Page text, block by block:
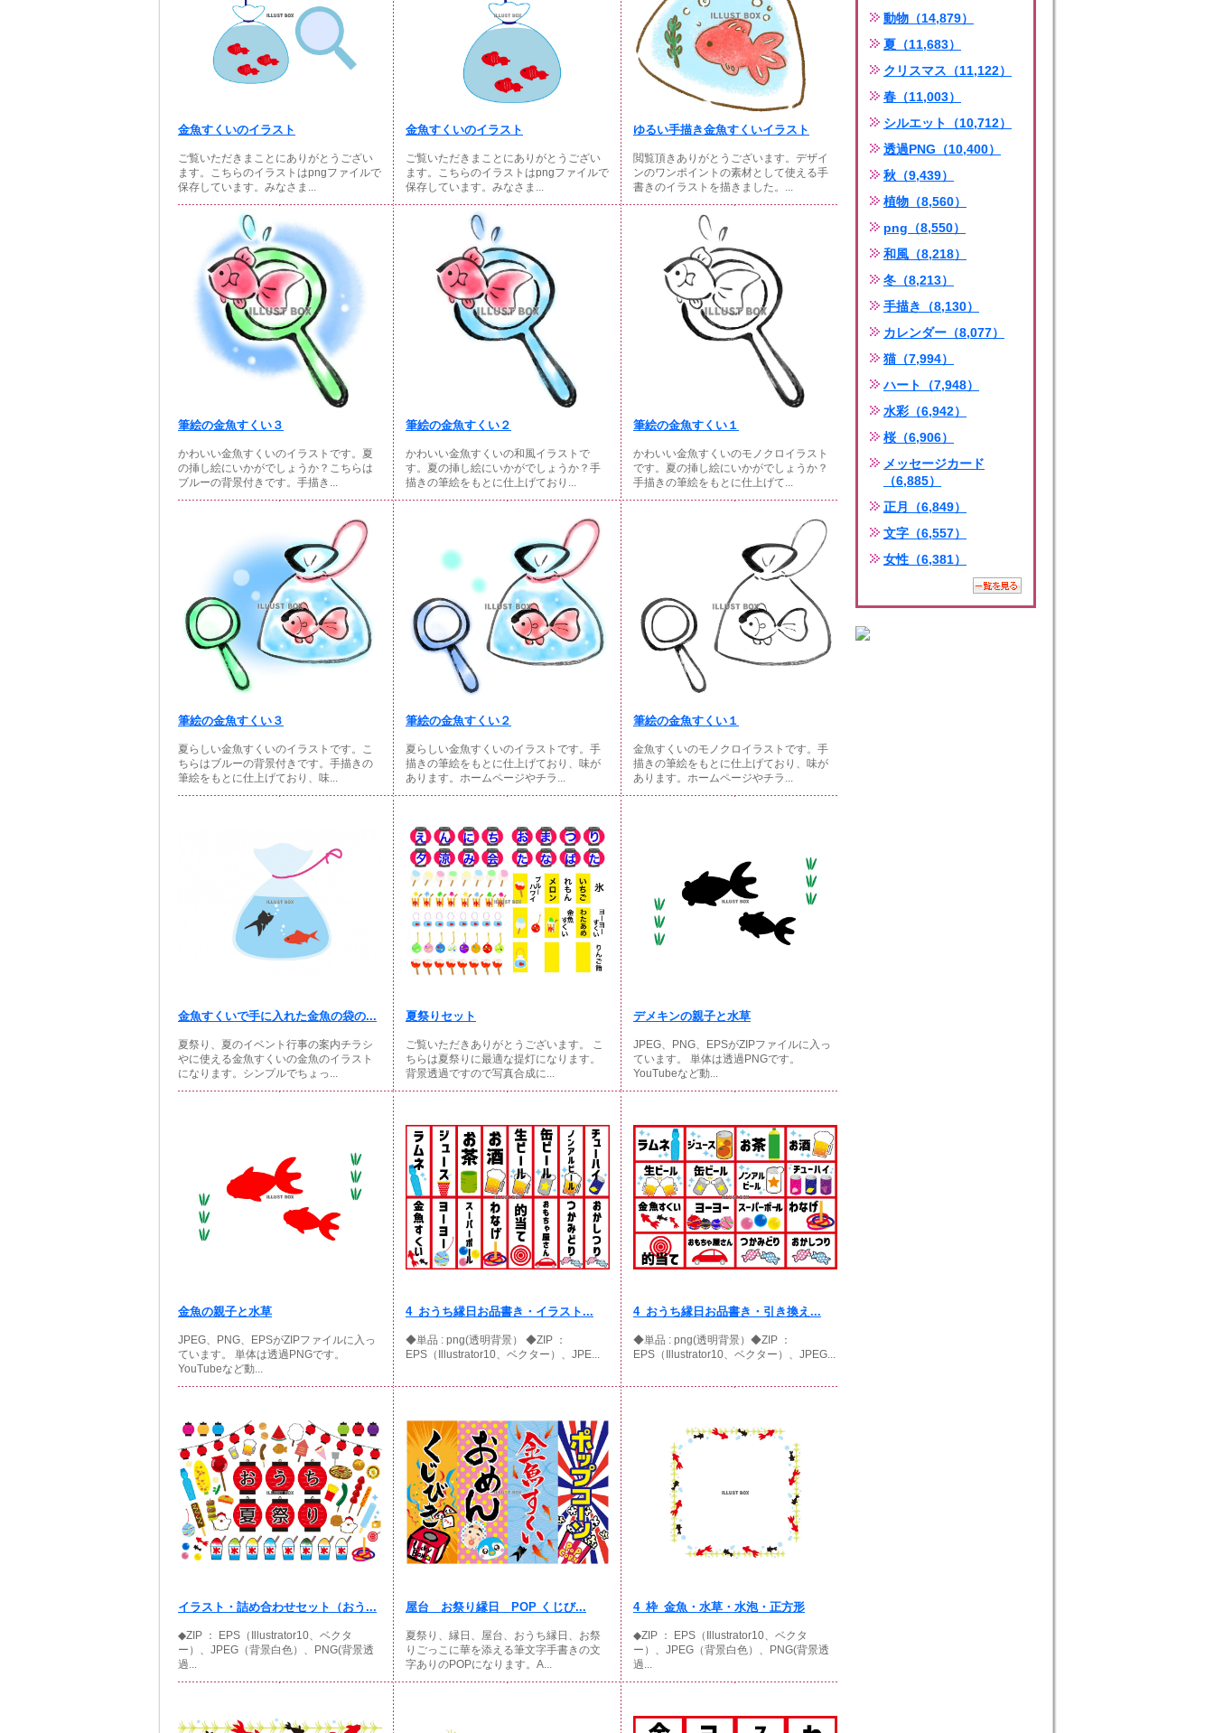
金魚すくいのイラスト
ご覧いただきまことにありがとうござい
ます。こちらのイラストはpngファイルで
保存しています。みなさま...
金魚すくいのイラスト
ご覧いただきまことにありがとうござい
ます。こちらのイラストはpngファイルで
保存しています。みなさま...
ゆるい手描き金魚すくいイラスト
閲覧頂きありがとうございます。デザイ
ンのワンポイントの素材として使える手
書きのイラストを描きました。...
筆絵の金魚すくい３
かわいい金魚すくいのイラストです。夏
の挿し絵にいかがでしょうか？こちらは
ブルーの背景付きです。手描き...
筆絵の金魚すくい２
かわいい金魚すくいの和風イラストで
す。夏の挿し絵にいかがでしょうか？手
描きの筆絵をもとに仕上げており...
筆絵の金魚すくい１
かわいい金魚すくいのモノクロイラスト
です。夏の挿し絵にいかがでしょうか？
手描きの筆絵をもとに仕上げて...
筆絵の金魚すくい３
夏らしい金魚すくいのイラストです。こ
ちらはブルーの背景付きです。手描きの
筆絵をもとに仕上げており、味...
筆絵の金魚すくい２
夏らしい金魚すくいのイラストです。手
描きの筆絵をもとに仕上げており、味が
あります。ホームページやチラ...
筆絵の金魚すくい１
金魚すくいのモノクロイラストです。手
描きの筆絵をもとに仕上げており、味が
あります。ホームページやチラ...
金魚すくいで手に入れた金魚の袋の...
夏祭り、夏のイベント行事の案内チラシ
やに使える金魚すくいの金魚のイラスト
になります。シンプルでちょっ...
夏祭りセット
ご覧いただきありがとうございます。 こ
ちらは夏祭りに最適な提灯になります。
背景透過ですので写真合成に...
デメキンの親子と水草
JPEG、PNG、EPSがZIPファイルに入っ
ています。 単体は透過PNGです。
YouTubeなど動...
金魚の親子と水草
JPEG、PNG、EPSがZIPファイルに入っ
ています。 単体は透過PNGです。
YouTubeなど動...
4_おうち縁日お品書き・イラスト...
◆単品 : png(透明背景） ◆ZIP ：
EPS（Illustrator10、ベクター）、JPE...
4_おうち縁日お品書き・引き換え...
◆単品 : png(透明背景）◆ZIP ：
EPS（Illustrator10、ベクター）、JPEG...
イラスト・詰め合わせセット（おう...
◆ZIP ： EPS（Illustrator10、ベクタ
ー）、JPEG（背景白色）、PNG(背景透
過...
屋台 お祭り縁日 POP くじび...
夏祭り、縁日、屋台、おうち縁日、お祭
りごっこに華を添える筆文字手書きの文
字ありのPOPになります。A...
4_枠_金魚・水草・水泡・正方形
◆ZIP ： EPS（Illustrator10、ベクタ
ー）、JPEG（背景白色）、PNG(背景透
過...
動物（14,879）
夏（11,683）
クリスマス（11,122）
春（11,003）
シルエット（10,712）
透過PNG（10,400）
秋（9,439）
植物（8,560）
png（8,550）
和風（8,218）
冬（8,213）
手描き（8,130）
カレンダー（8,077）
猫（7,994）
ハート（7,948）
水彩（6,942）
桜（6,906）
メッセージカード
（6,885）
正月（6,849）
文字（6,557）
女性（6,381）